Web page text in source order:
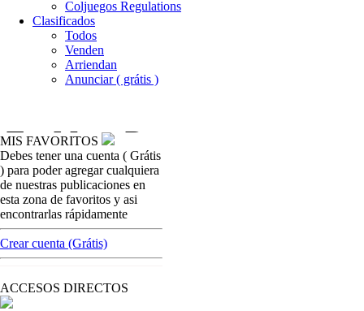
Coljuegos Regulations
Clasificados
Todos
Venden
Arriendan
Anunciar ( grátis )
coljuegoseice
Risaralda refuerza controles sobre chance,
rifas y promociones
[ Cerrar X ]
Advertisement
MIS FAVORITOS
Debes tener una cuenta ( Grátis
) para poder agregar cualquiera
de nuestras publicaciones en
esta zona de favoritos y asi
encontrarlas rápidamente
Crear cuenta (Grátis)
ACCESOS DIRECTOS